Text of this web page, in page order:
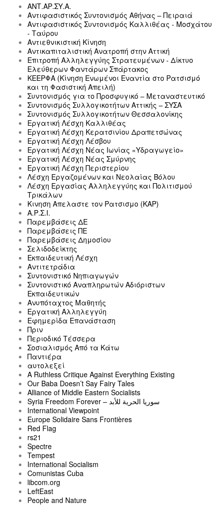
ΑΝΤ.ΑΡ.ΣΥ.Α.
Αντιφασιστικός Συντονισμός Αθήνας – Πειραιά
Αντιφασιστικός Συντονισμός Καλλιθέας - Μοσχάτου
- Ταύρου
Αντιεθνικιστική Κίνηση
Αντικαπιταλιστική Ανατροπή στην Αττική
Επιτροπή Αλληλεγγύης Στρατευμένων - Δίκτυο
Ελεύθερων Φαντάρων Σπάρτακος
ΚΕΕΡΦΑ (Κίνηση Ενωμένοι Εναντία στο Ρατσισμό
και τη Φασιστική Απειλή)
Συντονισμός για το Προσφυγικό – Μεταναστευτικό
Συντονισμός Συλλογικοτήτων Αττικής – ΣΥΣΑ
Συντονισμός Συλλογικοτήτων Θεσσαλονίκης
Εργατική Λέσχη Καλλιθέας
Εργατική Λέσχη Κερατσινίου Δραπετσώνας
Εργατική Λέσχη Λέσβου
Εργατική Λέσχη Νέας Ιωνίας «Υδραγωγείο»
Εργατική Λέσχη Νέας Σμύρνης
Εργατική Λέσχη Περιστερίου
Λέσχη Εργαζομένων και Νεολαίας Βόλου
Λέσχη Εργασίας Αλληλεγγύης και Πολιτισμού
Τρικάλων
Κινηση Απελαστε τον Ρατσισμο (ΚΑΡ)
Α.Ρ.Σ.Ι.
Παρεμβάσεις ΔΕ
Παρεμβάσεις ΠΕ
Παρεμβάσεις Δημοσίου
Σελιδοδείκτης
Εκπαιδευτική Λέσχη
Αντιτετράδια
Συντονιστικό Νηπιαγωγών
Συντονιστικό Αναπληρωτών Αδιόριστων
Εκπαιδευτικών
Ανυπόταχτος Μαθητής
Εργατική Αλληλεγγύη
Εφημερίδα Επανάσταση
Πριν
Περιοδικό Τέσσερα
Σοσιαλισμός Από τα Κάτω
Παντιέρα
αυτολεξεί
A Ruthless Critique Against Everything Existing
Our Baba Doesn’t Say Fairy Tales
Alliance of Middle Eastern Socialists
Syria Freedom Forever – سوريا الحرية للأبد
International Viewpoint
Europe Solidaire Sans Frontières
Red Flag
rs21
Spectre
Tempest
International Socialism
Comunistas Cuba
libcom.org
LeftEast
People and Nature